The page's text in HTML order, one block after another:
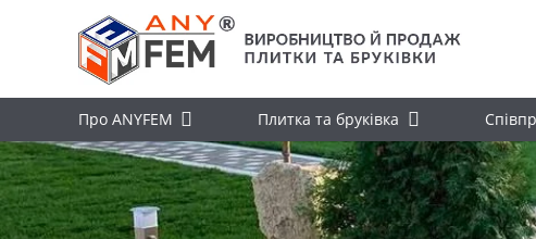
Про ANYFEM Плитка та бруківка